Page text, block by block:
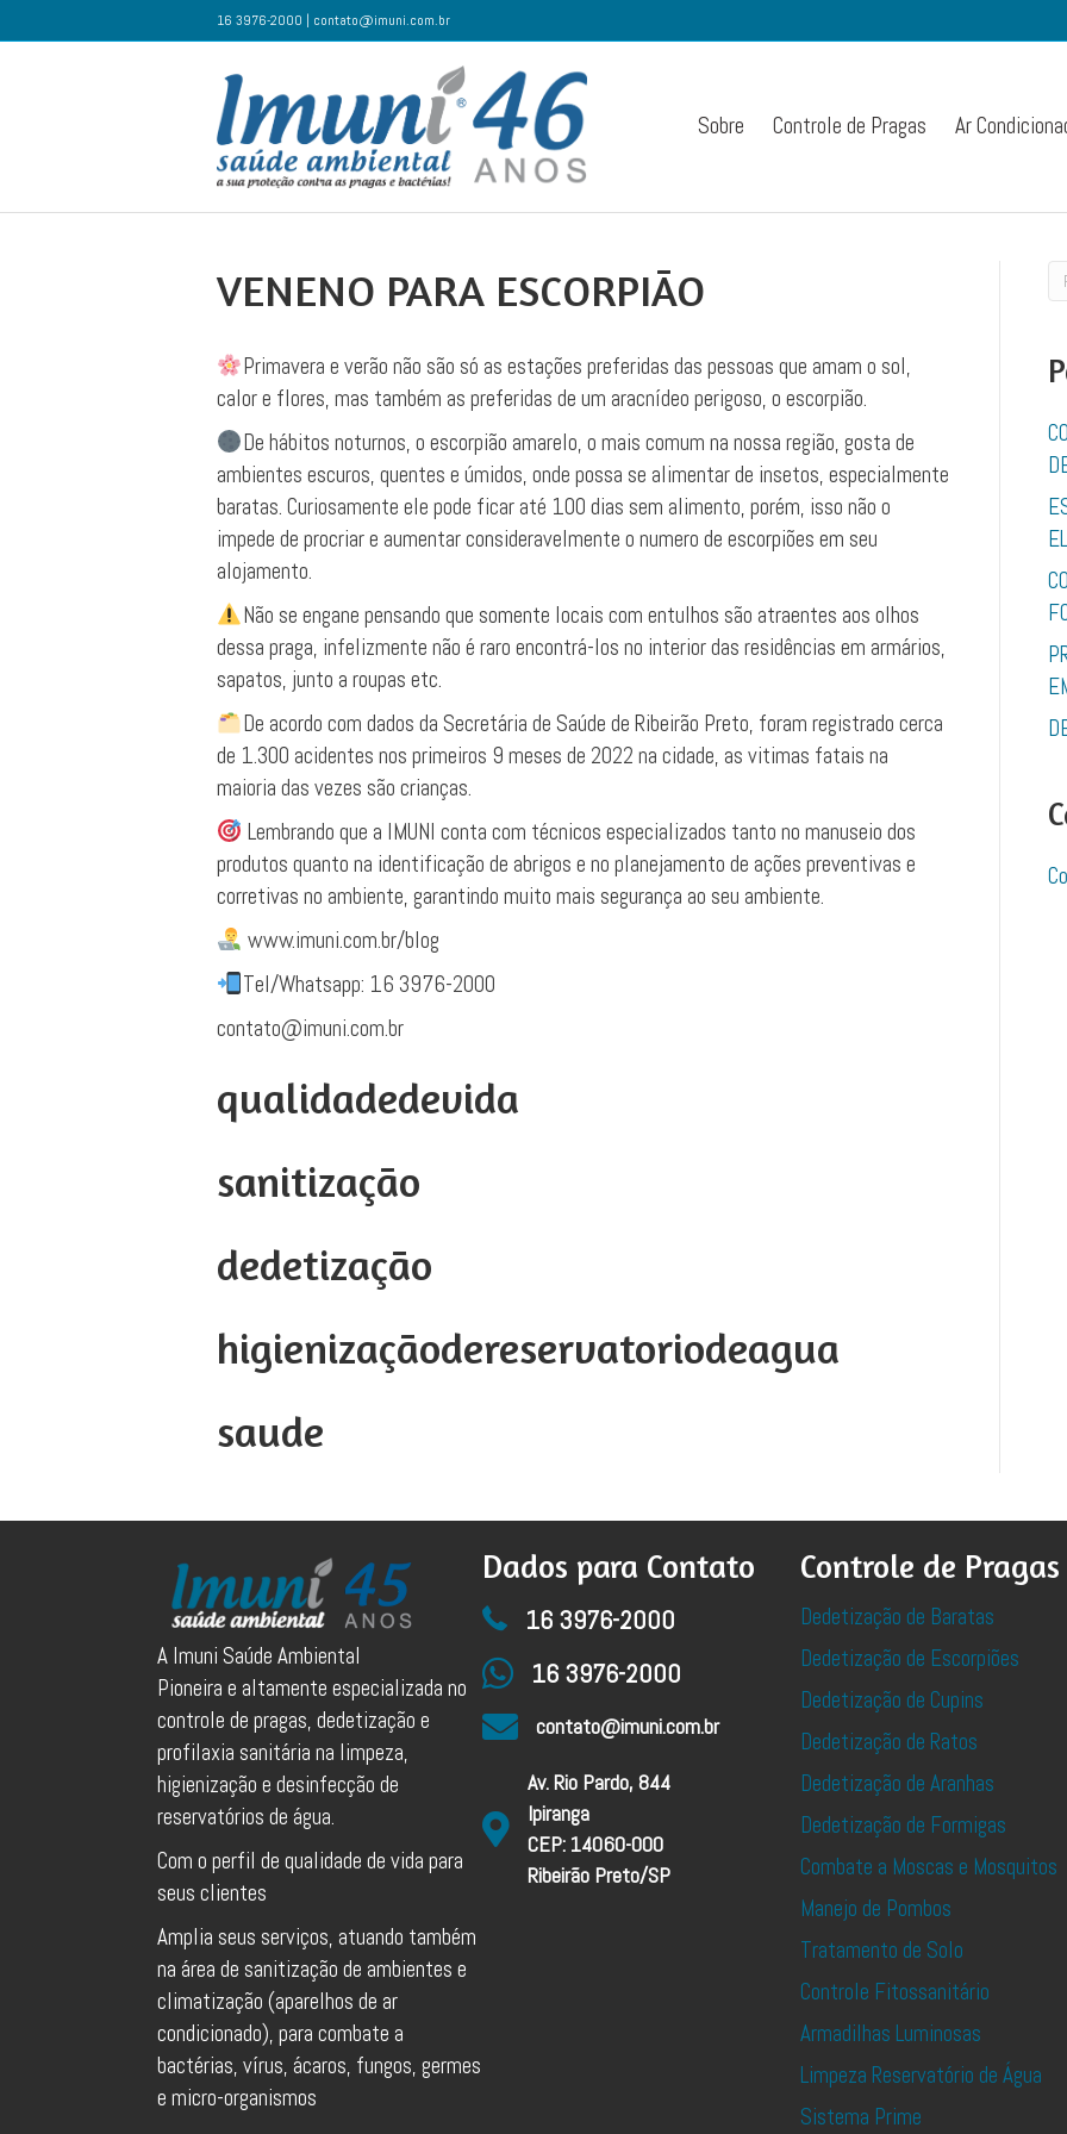
16 3976-2000 | contato@imuni.com.br
Sobre Controle de Pragas Ar
VENENO PARA ESCORPIÃO
Primavera e verão não são só as estações preferidas das pessoas que amam o sol,
calor e flores, mas também as preferidas de um aracnídeo perigoso, o escorpião.
De hábitos noturnos, o escorpião amarelo, o mais comum na nossa região, gosta de
ambientes escuros, quentes e úmidos, onde possa se alimentar de insetos, especialmente
baratas. Curiosamente ele pode ficar até 100 dias sem alimento, porém, isso não o
impede de procriar e aumentar consideravelmente o numero de escorpiões em seu
alojamento.
Não se engane pensando que somente locais com entulhos são atraentes aos olhos
dessa praga, infelizmente não é raro encontrá-los no interior das residências em armários,
sapatos, junto a roupas etc.
De acordo com dados da Secretária de Saúde de Ribeirão Preto, foram registrado cerca
de 1.300 acidentes nos primeiros 9 meses de 2022 na cidade, as vitimas fatais na
maioria das vezes são crianças.
Lembrando que a IMUNI conta com técnicos especializados tanto no manuseio dos
produtos quanto na identificação de abrigos e no planejamento de ações preventivas e
corretivas no ambiente, garantindo muito mais segurança ao seu ambiente.
www.imuni.com.br/blog
Tel/Whatsapp: 16 3976-2000
contato@imuni.com.br
qualidadedevida
sanitização
dedetização
higienizaçãodereservatoriodeagua
saude
A Imuni Saúde Ambiental
Pioneira e altamente especializada no
controle de pragas, dedetização e
profilaxia sanitária na limpeza,
higienização e desinfecção de
reservatórios de água.
Com o perfil de qualidade de vida para
seus clientes
Amplia seus serviços, atuando também
na área de sanitização de ambientes e
climatização (aparelhos de ar
condicionado), para combate a
bactérias, vírus, ácaros, fungos, germes
e micro-organismos
Dados para Contato
16 3976-2000
16 3976-2000
contato@imuni.com.br
Av. Rio Pardo, 844
Ipiranga
CEP: 14060-000
Ribeirão Preto/SP
Controle de Pragas
Dedetização de Baratas
Dedetização de Escorpiões
Dedetização de Cupins
Dedetização de Ratos
Dedetização de Aranhas
Dedetização de Formigas
Combate a Moscas e Mosquitos
Manejo de Pombos
Tratamento de Solo
Controle Fitossanitário
Armadilhas Luminosas
Limpeza Reservatório de Água
Sistema Prime